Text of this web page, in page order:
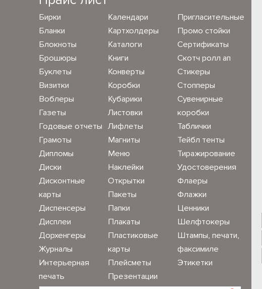
Бирки
Бланки
Блокноты
Брошюры
Буклеты
Визитки
Воблеры
Газеты
Годовые отчеты
Грамоты
Дипломы
Диски
Дисконтные
карты
Диспенсеры
Дисплеи
Дорхенгеры
Журналы
Интерьерная
печать
Календари
Картхолдеры
Каталоги
Книги
Конверты
Коробки
Кубарики
Листовки
Лифлеты
Магниты
Меню
Наклейки
Открытки
Пакеты
Папки
Плакаты
Пластиковые
карты
Плейсметы
Презентации
Пригласительные
Промо стойки
Сертификаты
Скотч ролл ап
Стикеры
Стопперы
Сувенирные
коробки
Таблички
Тейбл тенты
Тиражирование
Удостоверения
Флаеры
Флажки
Ценники
Шелфтокеры
Штампы, печати,
факсимиле
Этикетки